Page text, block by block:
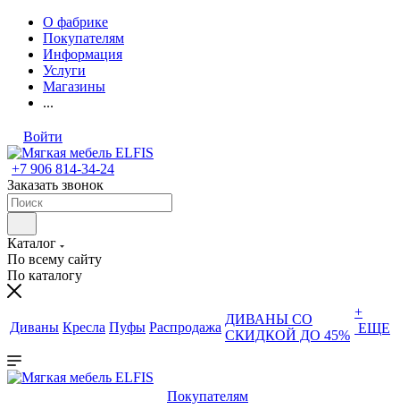
О фабрике
Покупателям
Информация
Услуги
Магазины
...
Войти
+7 906 814-34-24
Заказать звонок
Каталог
По всему сайту
По каталогу
Диваны Кресла Пуфы Распродажа
ДИВАНЫ СО
СКИДКОЙ ДО 45%
+
ЕЩЕ
Покупателям